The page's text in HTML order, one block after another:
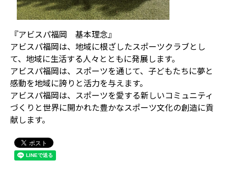
『アビスパ福岡 基本理念』
アビスパ福岡は、地域に根ざしたスポーツクラブとし
て、地域に生活する人々とともに発展します。
アビスパ福岡は、スポーツを通じて、子どもたちに夢と
感動を地域に誇りと活力を与えます。
アビスパ福岡は、スポーツを愛する新しいコミュニティ
づくりと世界に開かれた豊かなスポーツ文化の創造に貢
献します。